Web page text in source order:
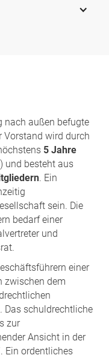
nach außen befugte
Vorstand wird durch
5 Jahre
und besteht aus
. Ein
sein. Die
bedarf einer
und
einer
zwischen dem
Das schuldrechtliche
zur
Ansicht in der
. Ein ordentliches